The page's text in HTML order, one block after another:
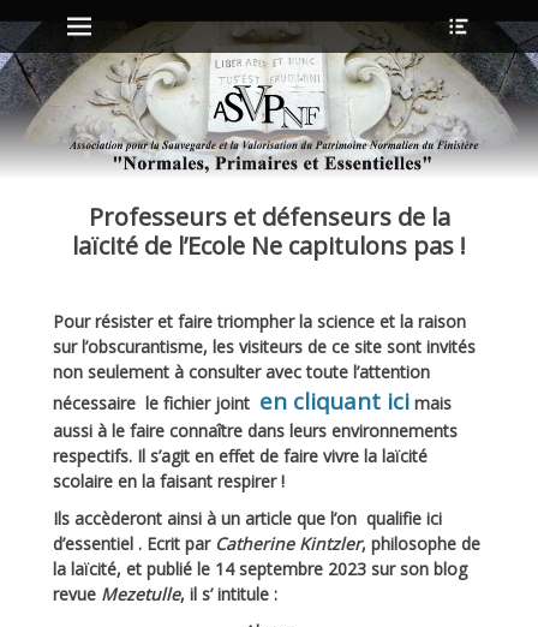
Menu principal
Aller
au
contenu
l’en-
tête
Professeurs et défenseurs de la
laïcité de l’Ecole Ne capitulons pas !
Pour résister et faire triompher la science et la raison
sur l’obscurantisme, les visiteurs de ce site sont invités
non seulement à consulter avec toute l’attention
nécessaire le fichier joint en cliquant ici mais
aussi à le faire connaître dans leurs environnements
respectifs. Il s’agit en effet de faire vivre la laïcité
scolaire en la faisant respirer !
Ils accèderont ainsi à un article que l’on qualifie ici
d’essentiel . Ecrit par Catherine Kintzler, philosophe de
la laïcité, et publié le 14 septembre 2023 sur son blog
revue Mezetulle, il s’ intitule :